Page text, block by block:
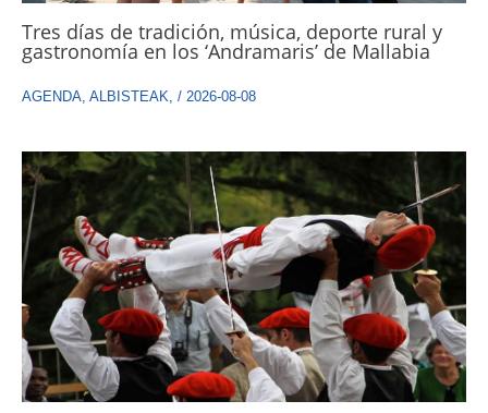
Tres días de tradición, música, deporte rural y
gastronomía en los ‘Andramaris’ de Mallabia
AGENDA ALBISTEAK / 2026-08-08